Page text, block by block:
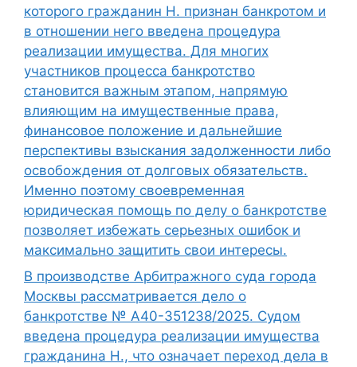
которого гражданин Н. признан банкротом и
в отношении него введена процедура
реализации имущества. Для многих
участников процесса банкротство
становится важным этапом, напрямую
влияющим на имущественные права,
финансовое положение и дальнейшие
перспективы взыскания задолженности либо
освобождения от долговых обязательств.
Именно поэтому своевременная
юридическая помощь по делу о банкротстве
позволяет избежать серьезных ошибок и
максимально защитить свои интересы.
В производстве Арбитражного суда города
Москвы рассматривается дело о
банкротстве № А40-351238/2025. Судом
введена процедура реализации имущества
гражданина Н., что означает переход дела в